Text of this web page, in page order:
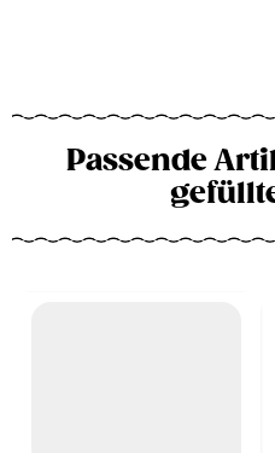
Passende